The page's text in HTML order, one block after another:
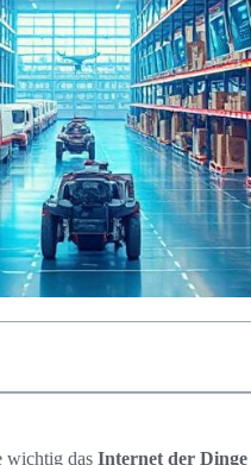
wichtig das Internet der Dinge